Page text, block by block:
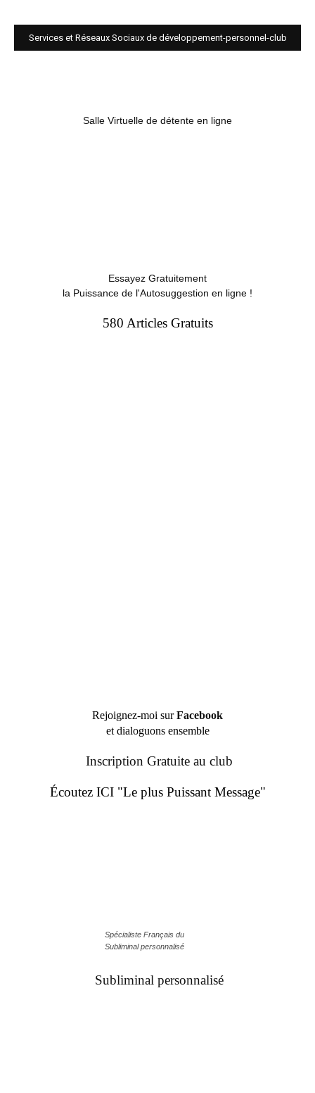
Services et Réseaux Sociaux de développement-personnel-club
Salle Virtuelle de détente en ligne
Essayez Gratuitement
la Puissance de l'Autosuggestion en ligne !
580 Articles Gratuits
Rejoignez-moi surFacebook
et dialoguons ensemble
Inscription Gratuite au club
Écoutez ICI "Le plus Puissant Message"
Spécialiste Français du
Subliminal personnalisé
Subliminal personnalisé